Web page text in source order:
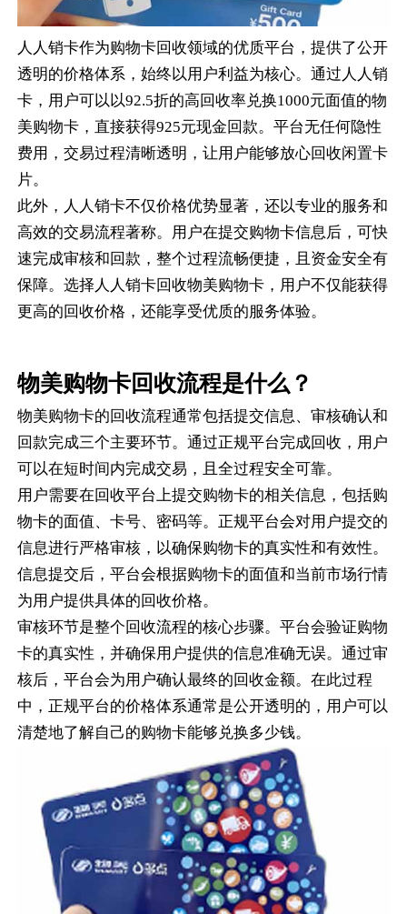
人人销卡作为购物卡回收领域的优质平台，提供了公开
透明的价格体系，始终以用户利益为核心。通过人人销
卡，用户可以以92.5折的高回收率兑换1000元面值的物
美购物卡，直接获得925元现金回款。平台无任何隐性
费用，交易过程清晰透明，让用户能够放心回收闲置卡
片。
此外，人人销卡不仅价格优势显著，还以专业的服务和
高效的交易流程著称。用户在提交购物卡信息后，可快
速完成审核和回款，整个过程流畅便捷，且资金安全有
保障。选择人人销卡回收物美购物卡，用户不仅能获得
更高的回收价格，还能享受优质的服务体验。
物美购物卡回收流程是什么？
物美购物卡的回收流程通常包括提交信息、审核确认和
回款完成三个主要环节。通过正规平台完成回收，用户
可以在短时间内完成交易，且全过程安全可靠。
用户需要在回收平台上提交购物卡的相关信息，包括购
物卡的面值、卡号、密码等。正规平台会对用户提交的
信息进行严格审核，以确保购物卡的真实性和有效性。
信息提交后，平台会根据购物卡的面值和当前市场行情
为用户提供具体的回收价格。
审核环节是整个回收流程的核心步骤。平台会验证购物
卡的真实性，并确保用户提供的信息准确无误。通过审
核后，平台会为用户确认最终的回收金额。在此过程
中，正规平台的价格体系通常是公开透明的，用户可以
清楚地了解自己的购物卡能够兑换多少钱。